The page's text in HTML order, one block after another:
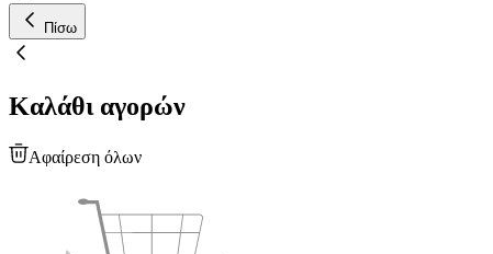
Πίσω
Καλάθι αγορών
Αφαίρεση όλων